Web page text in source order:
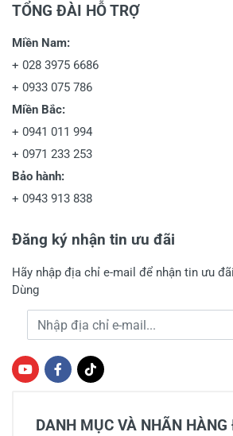
TỔNG ĐÀI HỖ TRỢ
Miền Nam:
+ 028 3975 6686
+ 0933 075 786
Miền Bắc:
+ 0941 011 994
+ 0971 233 253
Bảo hành:
+ 0943 913 838
Đăng ký nhận tin ưu đãi
Hãy nhập địa chỉ e-mail để nhận tin ưu
Dùng
Địa chỉ e-mail
DANH MỤC VÀ NHÃN HÀNG